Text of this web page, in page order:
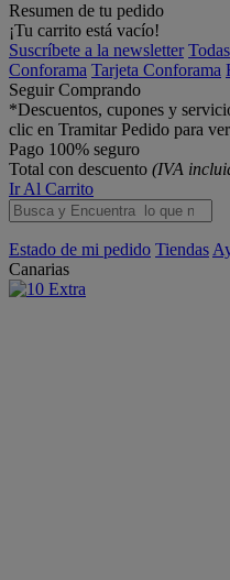
Resumen de tu pedido
¡Tu carrito está vacío!
Suscríbete a la newsletter
Conforama Tarjeta Conforama
Seguir Comprando
*Descuentos, cupones y
clic en Tramitar Pedido para
Pago 100% seguro
Total con descuento (IVA
Ir Al Carrito
Estado de mi pedido Tiendas
Canarias